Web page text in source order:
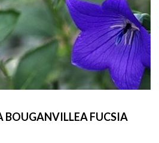
FUCSIA